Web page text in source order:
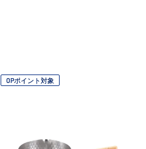
OPポイント対象